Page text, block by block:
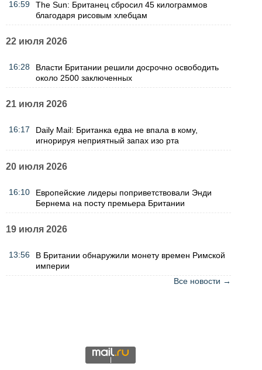
16:59
The Sun: Британец сбросил 45 килограммов
благодаря рисовым хлебцам
22 июля 2026
16:28
Власти Британии решили досрочно освободить
около 2500 заключенных
21 июля 2026
16:17
Daily Mail: Британка едва не впала в кому,
игнорируя неприятный запах изо рта
20 июля 2026
16:10
Европейские лидеры поприветствовали Энди
Бернема на посту премьера Британии
19 июля 2026
13:56
В Британии обнаружили монету времен Римской
империи
Все новости →